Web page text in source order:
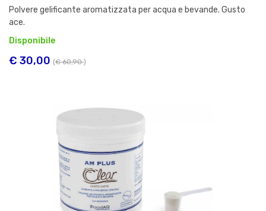
Polvere gelificante aromatizzata per acqua e bevande. Gusto
ace.
Disponibile
€ 30,00 (€ 60,90)